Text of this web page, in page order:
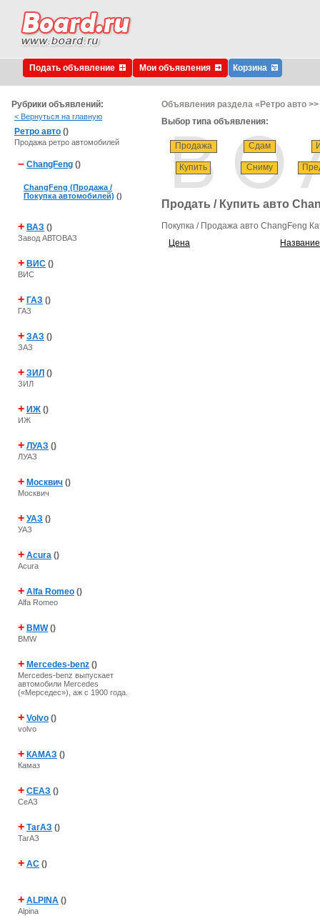
Подать объявление Мои объявления Корзина
Рубрики объявлений:
< Вернуться на главную
Ретро авто ()
Продажа ретро автомобилей
– ChangFeng ()
ChangFeng (Продажа /
Покупка автомобилей) ()
+ ВАЗ ()
Завод АВТОВАЗ
+ ВИС ()
ВИС
+ ГАЗ ()
ГАЗ
+ ЗАЗ ()
ЗАЗ
+ ЗИЛ ()
ЗИЛ
+ ИЖ ()
ИЖ
+ ЛУАЗ ()
ЛУАЗ
+ Москвич ()
Москвич
+ УАЗ ()
УАЗ
+ Acura ()
Acura
+ Alfa Romeo ()
Alfa Romeo
+ BMW()
BMW
+ Mercedes-benz ()
Mercedes-benz выпускает
автомобили Mercedes
(«Мерседес»), аж с 1900 года.
+ Volvo ()
volvo
+ КАМАЗ ()
Камаз
+ СЕАЗ ()
СеАЗ
+ ТагАЗ ()
ТагАЗ
+ AC ()
+ ALPINA ()
Alpina
Объявления раздела «Ретро авто
Выбор типа объявления:
Продажа Сдам
Купить Сниму
Продать / Купить авто
Покупка / Продажа авто ChangFeng
Цена
Название